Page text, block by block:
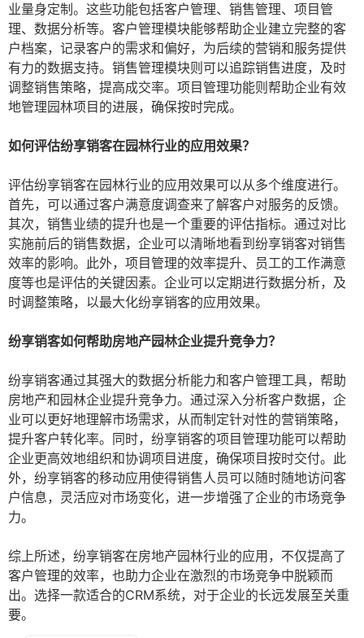
业量身定制。这些功能包括客户管理、销售管理、项目管
理、数据分析等。客户管理模块能够帮助企业建立完整的客
户档案，记录客户的需求和偏好，为后续的营销和服务提供
有力的数据支持。销售管理模块则可以追踪销售进度，及时
调整销售策略，提高成交率。项目管理功能则帮助企业有效
地管理园林项目的进展，确保按时完成。
如何评估纷享销客在园林行业的应用效果？
评估纷享销客在园林行业的应用效果可以从多个维度进行。
首先，可以通过客户满意度调查来了解客户对服务的反馈。
其次，销售业绩的提升也是一个重要的评估指标。通过对比
实施前后的销售数据，企业可以清晰地看到纷享销客对销售
效率的影响。此外，项目管理的效率提升、员工的工作满意
度等也是评估的关键因素。企业可以定期进行数据分析，及
时调整策略，以最大化纷享销客的应用效果。
纷享销客如何帮助房地产园林企业提升竞争力？
纷享销客通过其强大的数据分析能力和客户管理工具，帮助
房地产和园林企业提升竞争力。通过深入分析客户数据，企
业可以更好地理解市场需求，从而制定针对性的营销策略，
提升客户转化率。同时，纷享销客的项目管理功能可以帮助
企业更高效地组织和协调项目进度，确保项目按时交付。此
外，纷享销客的移动应用使得销售人员可以随时随地访问客
户信息，灵活应对市场变化，进一步增强了企业的市场竞争
力。
综上所述，纷享销客在房地产园林行业的应用，不仅提高了
客户管理的效率，也助力企业在激烈的市场竞争中脱颖而
出。选择一款适合的CRM系统，对于企业的长远发展至关重
要。